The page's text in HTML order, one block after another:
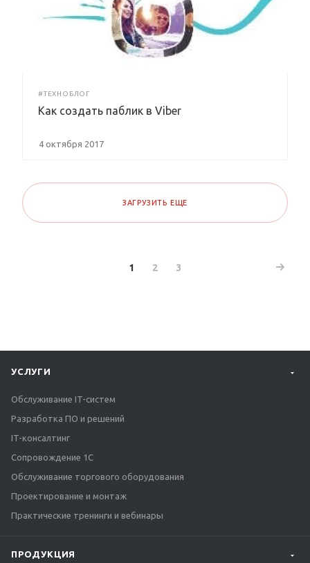
#ТЕХНОБЛОГ
Как создать паблик в Viber
4 октября 2017
ЗАГРУЗИТЬ ЕЩЕ
1 2 3
УСЛУГИ
Обслуживание IT-систем
Разработка ПО и решений
IT-консалтинг
Сопровождение 1С
Обслуживание торгового оборудования
Проектирование и монтаж
Практические тренинги и вебинары
ПРОДУКЦИЯ